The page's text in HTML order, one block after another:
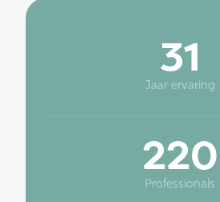
31
Jaar ervaring
220
Professionals